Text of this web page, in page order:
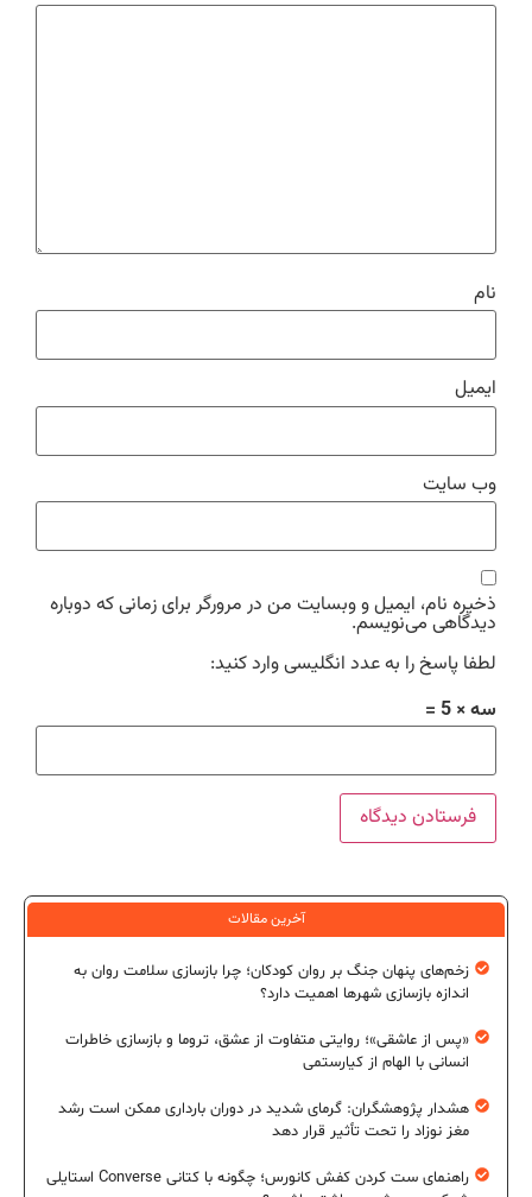
نام
ایمیل
وب‌ سایت
ذخیره نام، ایمیل و وبسایت من در مرورگر برای زمانی که دوباره
دیدگاهی می‌نویسم.
لطفا پاسخ را به عدد انگلیسی وارد کنید:
سه × 5 =
آخرین مقالات
زخم‌های پنهان جنگ بر روان کودکان؛ چرا بازسازی سلامت روان به
اندازه بازسازی شهرها اهمیت دارد؟
«پس از عاشقی»؛ روایتی متفاوت از عشق، تروما و بازسازی خاطرات
انسانی با الهام از کیارستمی
هشدار پژوهشگران: گرمای شدید در دوران بارداری ممکن است رشد
مغز نوزاد را تحت تأثیر قرار دهد
راهنمای ست کردن کفش کانورس؛ چگونه با کتانی Converse استایلی